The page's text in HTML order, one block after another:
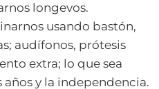
longevos.
usando bastón,
audífonos, prótesis
extra; lo que sea
y la independencia.